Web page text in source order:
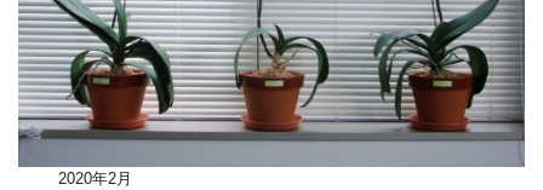
2020年2月